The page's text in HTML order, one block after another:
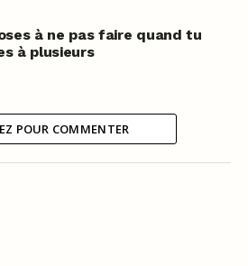
à ne pas faire quand tu
à plusieurs
POUR COMMENTER